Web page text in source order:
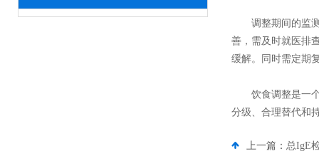
调整期间的监测
善，需及时就医排
缓解。同时需定期
饮食调整是一个
分级、合理替代和
上一篇： 总IgE